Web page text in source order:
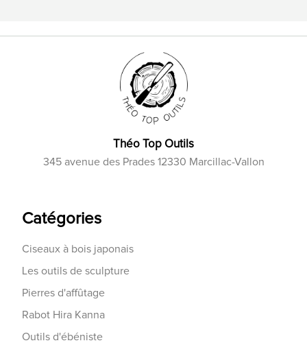
Théo Top Outils
345 avenue des Prades 12330 Marcillac-Vallon
Catégories
Ciseaux à bois japonais
Les outils de sculpture
Pierres d'affûtage
Rabot Hira Kanna
Outils d'ébéniste